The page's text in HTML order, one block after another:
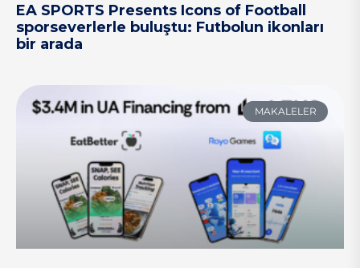
EA SPORTS Presents Icons of Football
sporseverlerle buluştu: Futbolun ikonları
bir arada
MAKALELER